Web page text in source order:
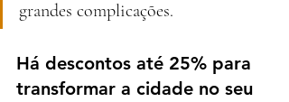
grandes complicações.
Há descontos até 25% para
transformar a cidade no seu